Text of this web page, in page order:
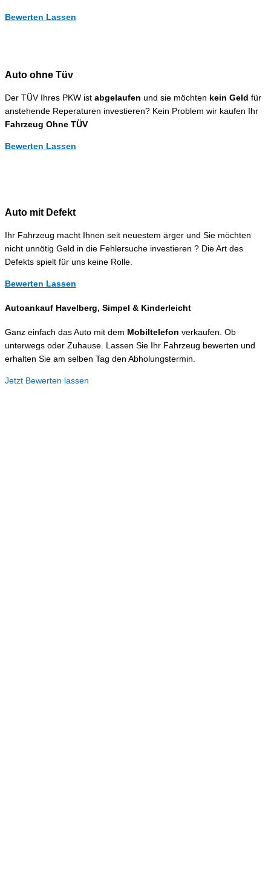
Bewerten Lassen
Auto ohne Tüv
Der TÜV Ihres PKW ist abgelaufen und sie möchten kein Geld für
anstehende Reperaturen investieren? Kein Problem wir kaufen Ihr
Fahrzeug Ohne TÜV
Bewerten Lassen
Auto mit Defekt
Ihr Fahrzeug macht Ihnen seit neuestem ärger und Sie möchten
nicht unnötig Geld in die Fehlersuche investieren ? Die Art des
Defekts spielt für uns keine Rolle.
Bewerten Lassen
Autoankauf Havelberg, Simpel & Kinderleicht
Ganz einfach das Auto mit dem Mobiltelefon verkaufen. Ob
unterwegs oder Zuhause. Lassen Sie Ihr Fahrzeug bewerten und
erhalten Sie am selben Tag den Abholungstermin.
Jetzt Bewerten lassen